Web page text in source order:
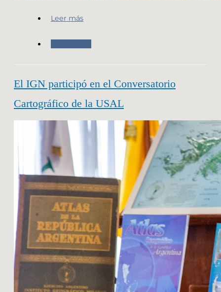
Leer más
El IGN participó en el Conversatorio
Cartográfico de la USAL